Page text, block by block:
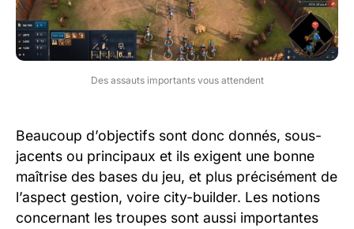
Des assauts importants vous attendent
Beaucoup d’objectifs sont donc donnés, sous-
jacents ou principaux et ils exigent une bonne
maîtrise des bases du jeu, et plus précisément de
l’aspect gestion, voire city-builder. Les notions
concernant les troupes sont aussi importantes